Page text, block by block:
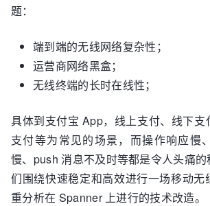
题：
端到端的无线网络复杂性；
运营商网络黑盒；
无线终端的长时在线性；
具体到支付宝 App，线上支付、线下
支付等为常见的场景，而操作响应慢
慢、push 消息不及时等都是令人头痛
们围绕快速稳定和高效进行一场移动无
重分析在 Spanner 上进行的技术改造。